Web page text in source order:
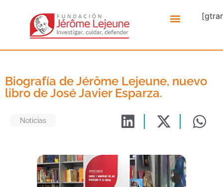
Biografía de Jérôme Lejeune, nuevo
libro de José Javier Esparza.
Noticias